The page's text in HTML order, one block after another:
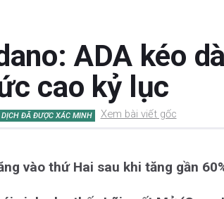
ADA kéo
cao kỷ lục
ĐÃ ĐƯỢC XÁC MINH Xem bài viết gốc
vào thứ Hai sau khi tăng gần